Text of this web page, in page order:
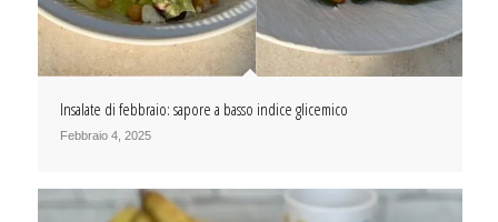
Insalate di febbraio: sapore a basso indice glicemico
Febbraio 4, 2025